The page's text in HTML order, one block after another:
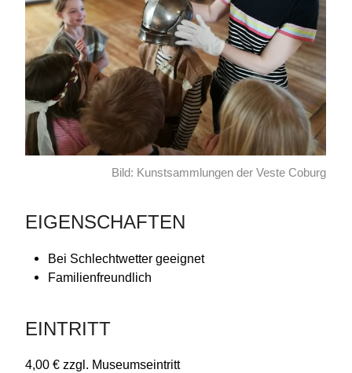
Bild: Kunstsammlungen der Veste Coburg
EIGENSCHAFTEN
Bei Schlechtwetter geeignet
Familienfreundlich
EINTRITT
4,00 € zzgl. Museumseintritt